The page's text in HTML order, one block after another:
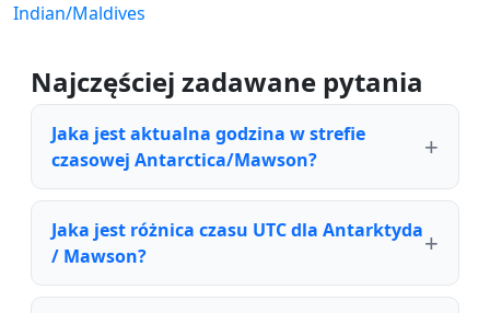
Indian/Maldives
Najczęściej zadawane pytania
Jaka jest aktualna godzina w strefie
czasowej Antarctica/Mawson?
Jaka jest różnica czasu UTC dla Antarktyda
/ Mawson?